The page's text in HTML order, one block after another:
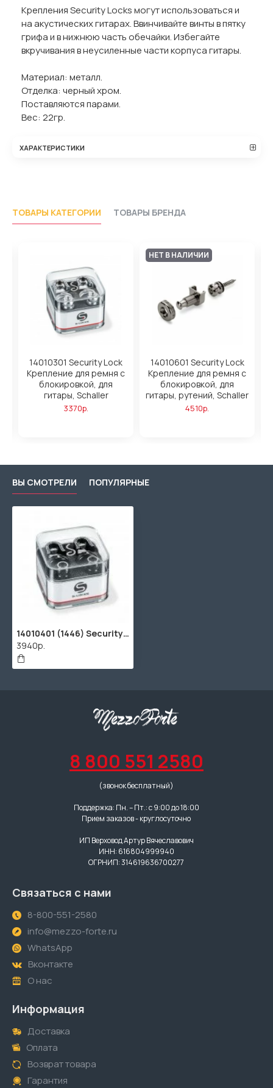
Крепления Security Locks могут использоваться и
на акустических гитарах. Ввинчивайте винты в пятку
грифа и в нижнюю часть обечайки. Избегайте
вкручивания в неусиленные части корпуса гитары.
Материал: металл.
Отделка: черный хром.
Поставляются парами.
Вес: 22гр.
ХАРАКТЕРИСТИКИ
ТОВАРЫ КАТЕГОРИИ ТОВАРЫ БРЕНДА
14010301 Security Lock
Крепление для ремня с
блокировкой, для
гитары, Schaller
3370р.
НЕТ В НАЛИЧИИ
14010601 Security Lock
Крепление для ремня с
блокировкой, для
гитары, рутений, Schaller
4510р.
ВЫ СМОТРЕЛИ ПОПУЛЯРНЫЕ
14010401 (1446) Security Lock Крепление для ремня с блокировкой для гитары SCHALLER
3940р.
8 800 551 2580
(звонок бесплатный)
Поддержка: Пн. – Пт.: с 9:00 до 18:00
Прием заказов - круглосуточно
ИП Верховод Артур Вячеславович
ИНН: 616804999940
ОГРНИП: 314619636700277
Связаться с нами
8-800-551-2580
info@mezzo-forte.ru
WhatsApp
Вконтакте
О нас
Информация
Доставка
Оплата
Возврат товара
Гарантия